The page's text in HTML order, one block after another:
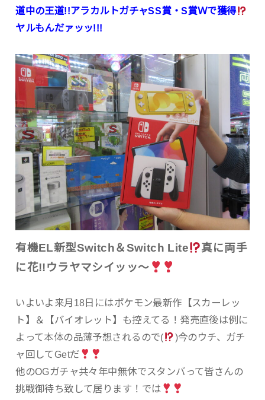
道中の王道!!アラカルトガチャSS賞・S賞Ｗで獲得
ヤルもんだァッッ!!!
有機EL新型Switch＆Switch Lite
真に両手
に花!!ウラヤマシイッッ～
いよいよ来月18日にはポケモン最新作【スカーレッ
ト】＆【バイオレット】も控えてる！発売直後は例に
よって本体の品薄予想されるので(
)今のウチ、ガチ
ャ回してGetだ
他のOGガチャ共々年中無休でスタンバって皆さんの
挑戦御待ち致して居ります！では